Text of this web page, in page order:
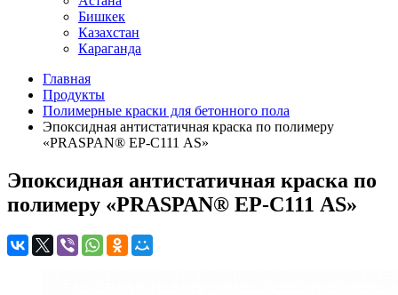
Бишкек
Казахстан
Караганда
Главная
Продукты
Полимерные краски для бетонного пола
Эпоксидная антистатичная краска по полимеру
«PRASPAN® EP-С111 AS»
Эпоксидная антистатичная краска по
полимеру «PRASPAN® EP-С111 AS»